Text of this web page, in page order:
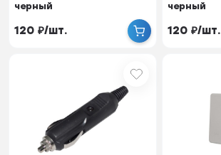
черный
120 ₽/шт.
черный
120 ₽/шт.